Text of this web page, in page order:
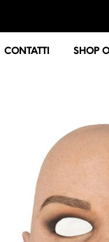
CONTATTI SHOP